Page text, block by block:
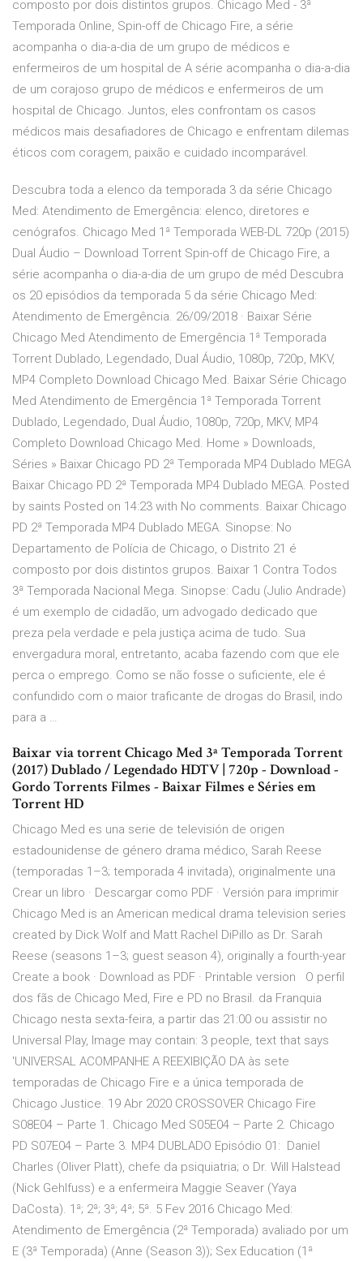
composto por dois distintos grupos. Chicago Med - 3ª
Temporada Online, Spin-off de Chicago Fire, a série
acompanha o dia-a-dia de um grupo de médicos e
enfermeiros de um hospital de A série acompanha o dia-a-dia
de um corajoso grupo de médicos e enfermeiros de um
hospital de Chicago. Juntos, eles confrontam os casos
médicos mais desafiadores de Chicago e enfrentam dilemas
éticos com coragem, paixão e cuidado incomparável.
Descubra toda a elenco da temporada 3 da série Chicago
Med: Atendimento de Emergência: elenco, diretores e
cenógrafos. Chicago Med 1ª Temporada WEB-DL 720p (2015)
Dual Áudio – Download Torrent Spin-off de Chicago Fire, a
série acompanha o dia-a-dia de um grupo de méd Descubra
os 20 episódios da temporada 5 da série Chicago Med:
Atendimento de Emergência. 26/09/2018 · Baixar Série
Chicago Med Atendimento de Emergência 1ª Temporada
Torrent Dublado, Legendado, Dual Áudio, 1080p, 720p, MKV,
MP4 Completo Download Chicago Med. Baixar Série Chicago
Med Atendimento de Emergência 1ª Temporada Torrent
Dublado, Legendado, Dual Áudio, 1080p, 720p, MKV, MP4
Completo Download Chicago Med. Home » Downloads,
Séries » Baixar Chicago PD 2ª Temporada MP4 Dublado MEGA
Baixar Chicago PD 2ª Temporada MP4 Dublado MEGA. Posted
by saints Posted on 14:23 with No comments. Baixar Chicago
PD 2ª Temporada MP4 Dublado MEGA. Sinopse: No
Departamento de Polícia de Chicago, o Distrito 21 é
composto por dois distintos grupos. Baixar 1 Contra Todos
3ª Temporada Nacional Mega. Sinopse: Cadu (Julio Andrade)
é um exemplo de cidadão, um advogado dedicado que
preza pela verdade e pela justiça acima de tudo. Sua
envergadura moral, entretanto, acaba fazendo com que ele
perca o emprego. Como se não fosse o suficiente, ele é
confundido com o maior traficante de drogas do Brasil, indo
para a …
Baixar via torrent Chicago Med 3ª Temporada Torrent
(2017) Dublado / Legendado HDTV | 720p - Download -
Gordo Torrents Filmes - Baixar Filmes e Séries em
Torrent HD
Chicago Med es una serie de televisión de origen
estadounidense de género drama médico, Sarah Reese
(temporadas 1–3; temporada 4 invitada), originalmente una
Crear un libro · Descargar como PDF · Versión para imprimir
Chicago Med is an American medical drama television series
created by Dick Wolf and Matt Rachel DiPillo as Dr. Sarah
Reese (seasons 1–3; guest season 4), originally a fourth-year
Create a book · Download as PDF · Printable version O perfil
dos fãs de Chicago Med, Fire e PD no Brasil. da Franquia
Chicago nesta sexta-feira, a partir das 21:00 ou assistir no
Universal Play, Image may contain: 3 people, text that says
'UNIVERSAL ACOMPANHE A REEXIBIÇÃO DA às sete
temporadas de Chicago Fire e a única temporada de
Chicago Justice. 19 Abr 2020 CROSSOVER Chicago Fire
S08E04 – Parte 1. Chicago Med S05E04 – Parte 2. Chicago
PD S07E04 – Parte 3. MP4 DUBLADO Episódio 01: Daniel
Charles (Oliver Platt), chefe da psiquiatria; o Dr. Will Halstead
(Nick Gehlfuss) e a enfermeira Maggie Seaver (Yaya
DaCosta). 1ª; 2ª; 3ª; 4ª; 5ª. 5 Fev 2016 Chicago Med:
Atendimento de Emergência (2ª Temporada) avaliado por um
E (3ª Temporada) (Anne (Season 3)); Sex Education (1ª